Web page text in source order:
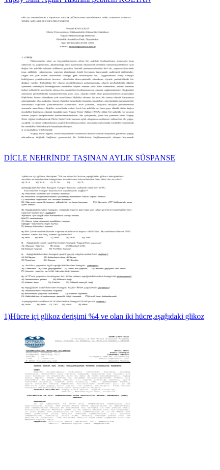
DİCLE NEHRİNDE TAŞINAN AYLIK SÜSPANSE
1)Hücre içi glikoz derişimi %4 ve olan iki hücre,aşağıdaki glikoz